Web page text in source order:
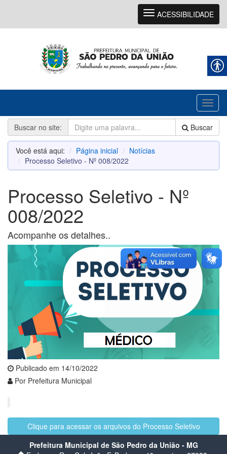
Navegação
ACESSIBILIDADE
Buscar no site:
Buscar
Você está aqui: Página inicial
Notícias
Processo Seletivo - Nº 008/2022
Processo Seletivo - Nº
008/2022
Acompanhe os detalhes..
Publicado em 14/10/2022
Por Prefeitura Municipal
Clique para acessar os arquivos do Processo Seletivo
Prefeitura Municipal de São Pedro da União - MG